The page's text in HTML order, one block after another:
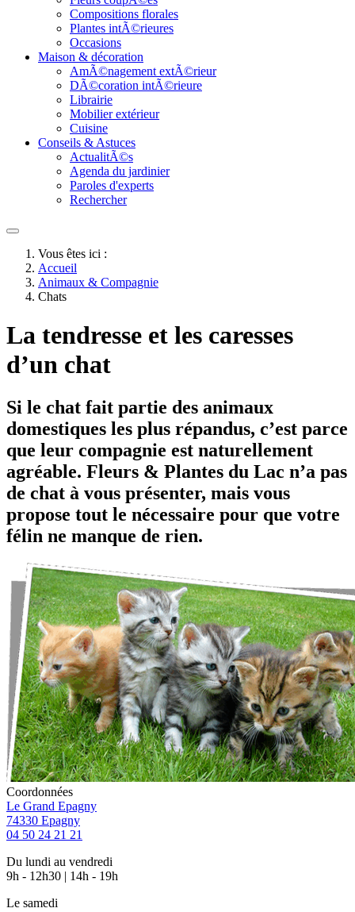
Compositions florales
Plantes intÃ©rieures
Occasions
Maison & décoration
AmÃ©nagement extÃ©rieur
DÃ©coration intÃ©rieure
Librairie
Mobilier extérieur
Cuisine
Conseils & Astuces
ActualitÃ©s
Agenda du jardinier
Paroles d'experts
Rechercher
Vous êtes ici :
Accueil
Animaux & Compagnie
Chats
La tendresse et les caresses
d’un chat
Si le chat fait partie des animaux
domestiques les plus répandus, c’est parce
que leur compagnie est naturellement
agréable. Fleurs & Plantes du Lac n’a pas
de chat à vous présenter, mais vous
propose tout le nécessaire pour que votre
félin ne manque de rien.
Coordonnées
Le Grand Epagny
74330 Epagny
04 50 24 21 21
Du lundi au vendredi
9h - 12h30 | 14h - 19h
Le samedi